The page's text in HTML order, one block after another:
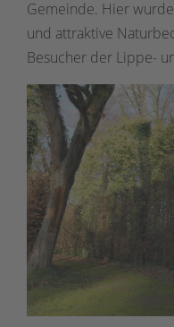
Gemeinde. Hier
und attraktive
Besucher der Lippe-